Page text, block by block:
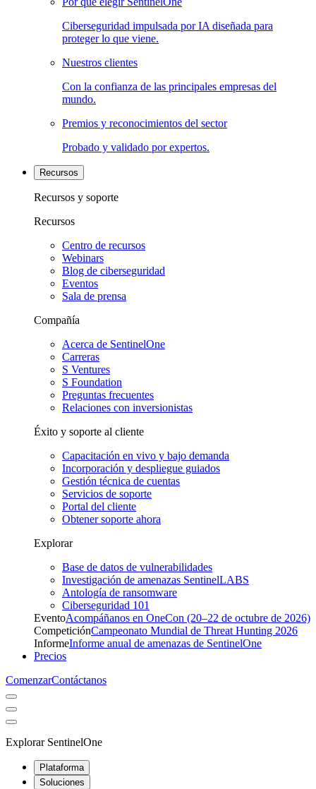
Ciberseguridad impulsada por IA diseñada para
proteger lo que viene.
Nuestros clientes
Con la confianza de las principales empresas del
mundo.
Premios y reconocimientos del sector
Probado y validado por expertos.
Recursos
Recursos y soporte
Recursos
Centro de recursos
Webinars
Blog de ciberseguridad
Eventos
Sala de prensa
Compañía
Acerca de SentinelOne
Carreras
S Ventures
S Foundation
Preguntas frecuentes
Relaciones con inversionistas
Éxito y soporte al cliente
Capacitación en vivo y bajo demanda
Incorporación y despliegue guiados
Gestión técnica de cuentas
Servicios de soporte
Portal del cliente
Obtener soporte ahora
Explorar
Base de datos de vulnerabilidades
Investigación de amenazas SentinelLABS
Antología de ransomware
Ciberseguridad 101
EventoAcompáñanos en OneCon (20–22 de octubre de 2026)
CompeticiónCampeonato Mundial de Threat Hunting 2026
InformeInforme anual de amenazas de SentinelOne
Precios
ComenzarContáctanos
Explorar SentinelOne
Plataforma
Soluciones